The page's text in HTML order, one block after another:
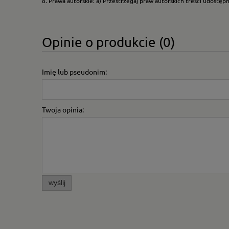
Opinie o produkcie (0)
Imię lub pseudonim:
Twoja opinia:
wyślij